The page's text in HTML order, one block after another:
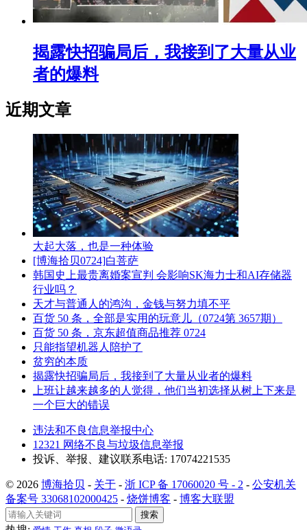
揭露快招骗局后，我接到了大量从业
者的爆料
近期文章
大起大落，也是一种体验
[博海拾贝0724]白菩萨
韩国史上最贵离婚案宣判 会影响SK海力士和AI存储器
行业吗？
天才与普通人的鸿沟，金钱与努力填不平
百货 50 条，全部是实用的玩意儿（0724第 3657期）
百货 50 条，京东超值商品推荐 0724
只能指望机器人陪护了
贫穷的本质
揭露快招骗局后，我接到了大量从业者的爆料
上班让越来越多的人觉得，他们当初选择从树上下来是
一个巨大的错误
违法和不良信息举报中心
12321 网络不良与垃圾信息举报
投诉、举报、建议联系电话: 17074221535
© 2026 博海拾贝 - 关于 - 浙 ICP 备 17060020 号 - 2 - 公安机关
备案号 33068102000425 - 烧饼博客 - 博客大联盟
搜索